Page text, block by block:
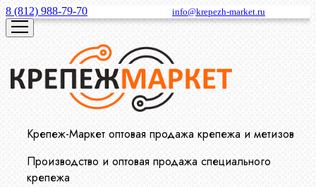
8 (812) 988-79-70 info@krepezh-market.ru
Крепеж-Маркет оптовая продажа крепежа и метизов
Производство и оптовая продажа специального
крепежа